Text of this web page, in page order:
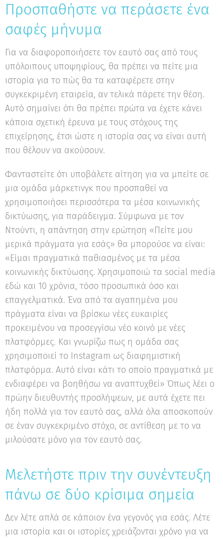
✖
Κάνε το Δωρεάν Τεστ
Επαγγελματικού
Προσανατολισμού!
Ανακάλυψε τις πραγματικές σου
δυνατότητες και σχεδίασε την ιδανική
καριέρα.
Προσπαθήστε να περάσετε ένα
σαφές μήνυμα
Για να διαφοροποιήσετε τον εαυτό σας από τους
υπόλοιπους υποψηφίους, θα πρέπει να πείτε μια
ιστορία για το πώς θα τα καταφέρετε στην
συγκεκριμένη εταιρεία, αν τελικά πάρετε την θέση.
Αυτό σημαίνει ότι θα πρέπει πρώτα να έχετε κάνει
κάποια σχετική έρευνα με τους στόχους της
επιχείρησης, έτσι ώστε η ιστορία σας να είναι αυτή
που θέλουν να ακούσουν.
Φανταστείτε ότι υποβάλετε αίτηση για να μπείτε σε
μια ομάδα μάρκετινγκ που προσπαθεί να
χρησιμοποιήσει περισσότερα τα μέσα κοινωνικής
δικτύωσης, για παράδειγμα. Σύμφωνα με τον
Ντούντι, η απάντηση στην ερώτηση «Πείτε μου
μερικά πράγματα για εσάς» θα μπορούσε να είναι:
«Είμαι πραγματικά παθιασμένος με τα μέσα
κοινωνικής δικτύωσης. Χρησιμοποιώ τα social media
εδώ και 10 χρόνια, τόσο προσωπικά όσο και
επαγγελματικά. Ένα από τα αγαπημένα μου
πράγματα είναι να βρίσκω νέες ευκαιρίες
προκειμένου να προσεγγίσω νέο κοινό με νέες
πλατφόρμες. Και γνωρίζω πως η ομάδα σας
χρησιμοποιεί το Instagram ως διαφημιστική
πλατφόρμα. Αυτό είναι κάτι το οποίο πραγματικά με
ενδιαφέρει να βοηθήσω να αναπτυχθεί» Όπως λέει ο
πρώην διευθυντής προσλήψεων, με αυτά έχετε πει
ήδη πολλά για τον εαυτό σας, αλλά όλα αποσκοπούν
σε έναν συγκεκριμένο στόχο, σε αντίθεση με το να
μιλούσατε μόνο για τον εαυτό σας.
Μελετήστε πριν την συνέντευξη
πάνω σε δύο κρίσιμα σημεία
Δεν λέτε απλά σε κάποιον ένα γεγονός για εσάς. Λέτε
μια ιστορία και οι ιστορίες χρειάζονται χρόνο για να